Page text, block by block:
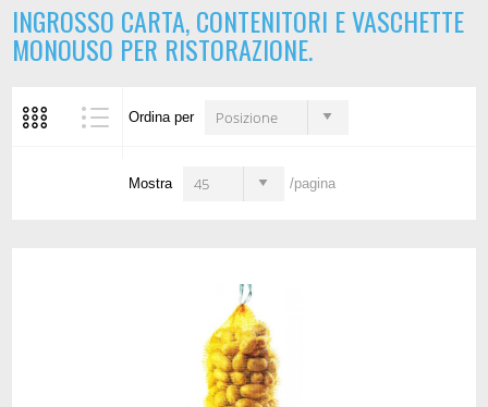
INGROSSO CARTA, CONTENITORI E VASCHETTE
MONOUSO PER RISTORAZIONE.
Ordina per Posizione
Mostra 45 /pagina